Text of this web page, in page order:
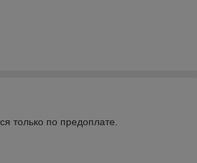
только по предоплате.